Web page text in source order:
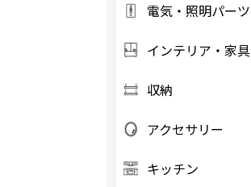
電気・照明パーツ
インテリア・家具
収納
アクセサリー
キッチン